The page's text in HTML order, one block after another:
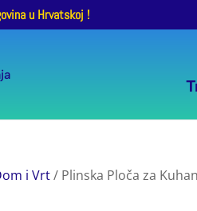
u Hrvatskoj !
i Vrt/ Plinska Ploča za